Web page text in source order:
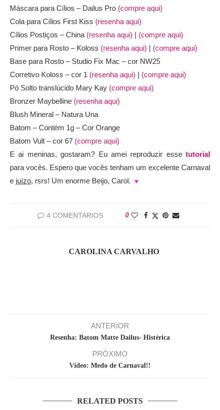
Máscara para Cílios – Dailus Pro (compre aqui)
Cola para Cílios First Kiss (resenha aqui)
Cílios Postiços – China (resenha aqui) | (compre aqui)
Primer para Rosto – Koloss (resenha aqui) | (compre aqui)
Base para Rosto – Studio Fix Mac – cor NW25
Corretivo Koloss – cor 1 (resenha aqui) | (compre aqui)
Pó Solto translúcido Mary Kay (compre aqui)
Bronzer Maybelline (resenha aqui)
Blush Mineral – Natura Una
Batom – Contém 1g – Cor Orange
Batom Vult – cor 67 (compre aqui)
E ai meninas, gostaram? Eu amei reproduzir esse tutorial
para vocês. Espero que vocês tenham um excelente Carnaval
e juízo, rsrs! Um enorme Beijo, Carol. ♥
4 COMENTARIOS 0
CAROLINA CARVALHO
ANTERIOR
Resenha: Batom Matte Dailus- Histérica
PRÓXIMO
Vídeo: Medo de Carnaval!!
RELATED POSTS